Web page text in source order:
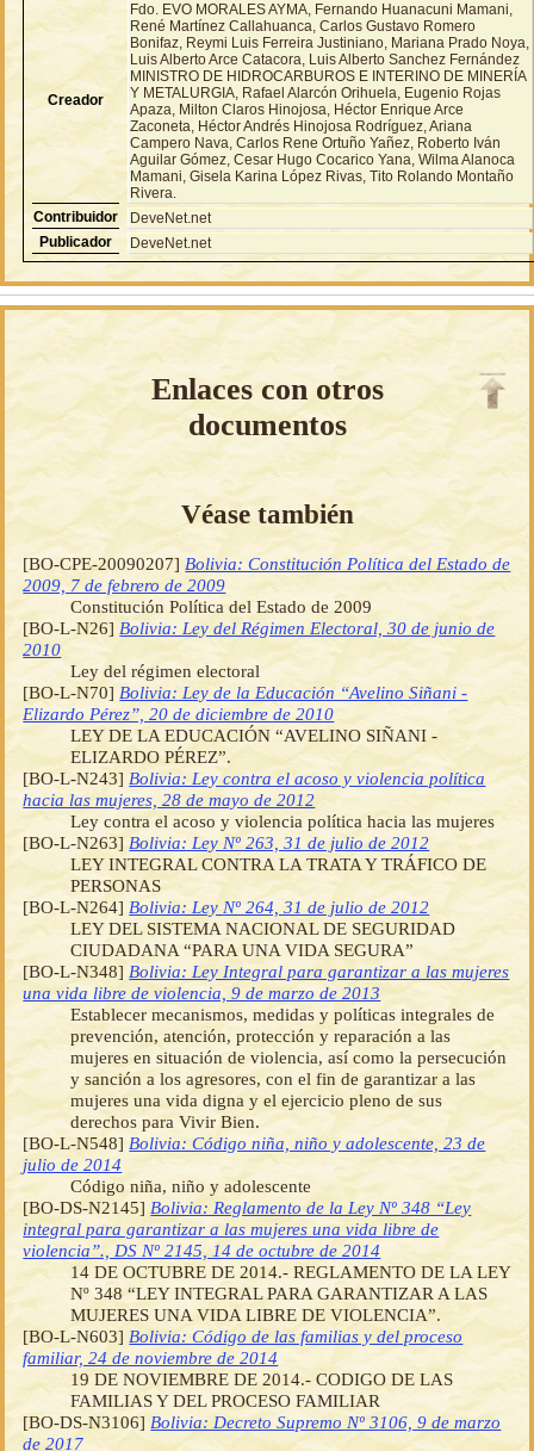
Creador
Fdo. EVO MORALES AYMA, Fernando Huanacuni Mamani,
René Martínez Callahuanca, Carlos Gustavo Romero
Bonifaz, Reymi Luis Ferreira Justiniano, Mariana Prado Noya,
Luis Alberto Arce Catacora, Luis Alberto Sanchez Fernández
MINISTRO DE HIDROCARBUROS E INTERINO DE MINERÍA
Y METALURGIA, Rafael Alarcón Orihuela, Eugenio Rojas
Apaza, Milton Claros Hinojosa, Héctor Enrique Arce
Zaconeta, Héctor Andrés Hinojosa Rodríguez, Ariana
Campero Nava, Carlos Rene Ortuño Yañez, Roberto Iván
Aguilar Gómez, Cesar Hugo Cocarico Yana, Wilma Alanoca
Mamani, Gisela Karina López Rivas, Tito Rolando Montaño
Rivera.
Contribuidor
DeveNet.net
Publicador
DeveNet.net
Enlaces con otros
documentos
Véase también
[BO-CPE-20090207]Bolivia: Constitución Política del Estado de
2009, 7 de febrero de 2009
Constitución Política del Estado de 2009
[BO-L-N26]Bolivia: Ley del Régimen Electoral, 30 de junio de
2010
Ley del régimen electoral
[BO-L-N70]Bolivia: Ley de la Educación “Avelino Siñani -
Elizardo Pérez”, 20 de diciembre de 2010
LEY DE LA EDUCACIÓN “AVELINO SIÑANI -
ELIZARDO PÉREZ”.
[BO-L-N243]Bolivia: Ley contra el acoso y violencia política
hacia las mujeres, 28 de mayo de 2012
Ley contra el acoso y violencia política hacia las mujeres
[BO-L-N263]Bolivia: Ley Nº 263, 31 de julio de 2012
LEY INTEGRAL CONTRA LA TRATA Y TRÁFICO DE
PERSONAS
[BO-L-N264]Bolivia: Ley Nº 264, 31 de julio de 2012
LEY DEL SISTEMA NACIONAL DE SEGURIDAD
CIUDADANA “PARA UNA VIDA SEGURA”
[BO-L-N348]Bolivia: Ley Integral para garantizar a las mujeres
una vida libre de violencia, 9 de marzo de 2013
Establecer mecanismos, medidas y políticas integrales de
prevención, atención, protección y reparación a las
mujeres en situación de violencia, así como la persecución
y sanción a los agresores, con el fin de garantizar a las
mujeres una vida digna y el ejercicio pleno de sus
derechos para Vivir Bien.
[BO-L-N548]Bolivia: Código niña, niño y adolescente, 23 de
julio de 2014
Código niña, niño y adolescente
[BO-DS-N2145]Bolivia: Reglamento de la Ley Nº 348 “Ley
integral para garantizar a las mujeres una vida libre de
violencia”., DS Nº 2145, 14 de octubre de 2014
14 DE OCTUBRE DE 2014.- REGLAMENTO DE LA LEY
Nº 348 “LEY INTEGRAL PARA GARANTIZAR A LAS
MUJERES UNA VIDA LIBRE DE VIOLENCIA”.
[BO-L-N603]Bolivia: Código de las familias y del proceso
familiar, 24 de noviembre de 2014
19 DE NOVIEMBRE DE 2014.- CODIGO DE LAS
FAMILIAS Y DEL PROCESO FAMILIAR
[BO-DS-N3106]Bolivia: Decreto Supremo Nº 3106, 9 de marzo
de 2017